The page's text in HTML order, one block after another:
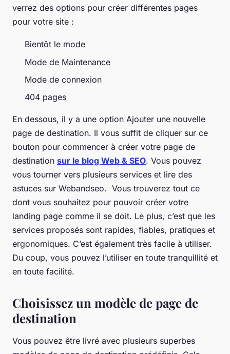
verrez des options pour créer différentes pages
pour votre site :
Bientôt le mode
Mode de Maintenance
Mode de connexion
404 pages
En dessous, il y a une option Ajouter une nouvelle
page de destination. Il vous suffit de cliquer sur ce
bouton pour commencer à créer votre page de
destination sur le blog Web & SEO. Vous pouvez
vous tourner vers plusieurs services et lire des
astuces sur Webandseo. Vous trouverez tout ce
dont vous souhaitez pour pouvoir créer votre
landing page comme il se doit. Le plus, c’est que les
services proposés sont rapides, fiables, pratiques et
ergonomiques. C’est également très facile à utiliser.
Du coup, vous pouvez l’utiliser en toute tranquillité et
en toute facilité.
Choisissez un modèle de page de
destination
Vous pouvez être livré avec plusieurs superbes